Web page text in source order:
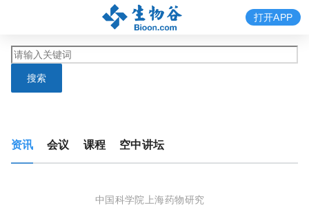
搜索
打开APP
资讯 会议 课程 空中讲坛
Nature子刊：研究揭示B类
中国科学院上海药物研究